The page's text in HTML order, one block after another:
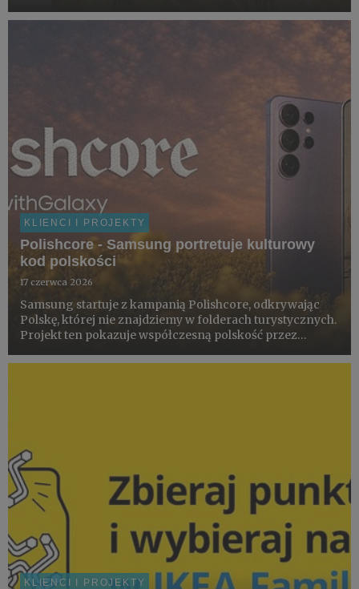
współprace z artystami i partnerami z obszaru kultury
KLIENCI I PROJEKTY
Polishcore - Samsung portretuje kulturowy
kod polskości
17 czerwca 2026
Samsung startuje z kampanią Polishcore, odkrywając
Polskę, której nie znajdziemy w folderach turystycznych.
Projekt ten pokazuje współczesną polskość przez
dokumentowanych smartfonem Galaxy S26 Ultra z
KLIENCI I PROJEKTY